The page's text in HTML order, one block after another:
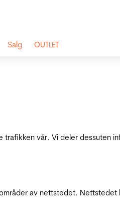
vår. Vi deler dessuten
av nettstedet.
Salg OUTLET